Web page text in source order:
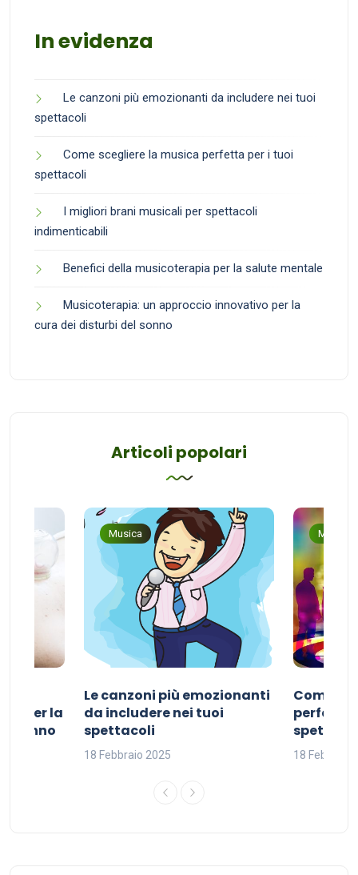
In evidenza
Le canzoni più emozionanti da includere nei tuoi
spettacoli
Come scegliere la musica perfetta per i tuoi
spettacoli
I migliori brani musicali per spettacoli
indimenticabili
Benefici della musicoterapia per la salute mentale
Musicoterapia: un approccio innovativo per la
cura dei disturbi del sonno
Articoli popolari
per la
sonno
Musica
Le canzoni più emozionanti
da includere nei tuoi
spettacoli
18 Febbraio 2025
Musica
Come
perfetta
18 Febbraio